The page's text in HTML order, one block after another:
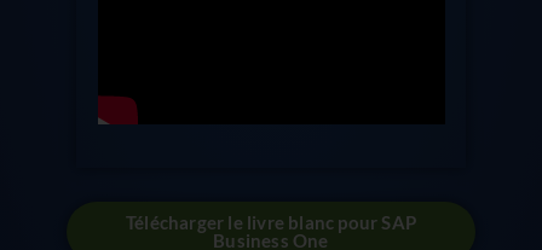
Télécharger le livre blanc pour SAP
Business One